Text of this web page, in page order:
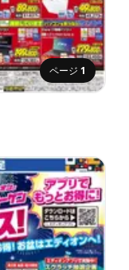
ページ 1